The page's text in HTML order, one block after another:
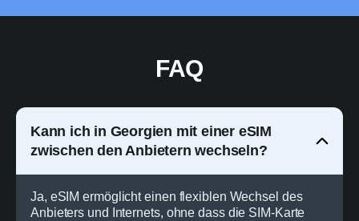
FAQ
Kann ich in Georgien mit einer eSIM
zwischen den Anbietern wechseln?
Ja, eSIM ermöglicht einen flexiblen Wechsel des
Anbieters und Internets, ohne dass die SIM-Karte